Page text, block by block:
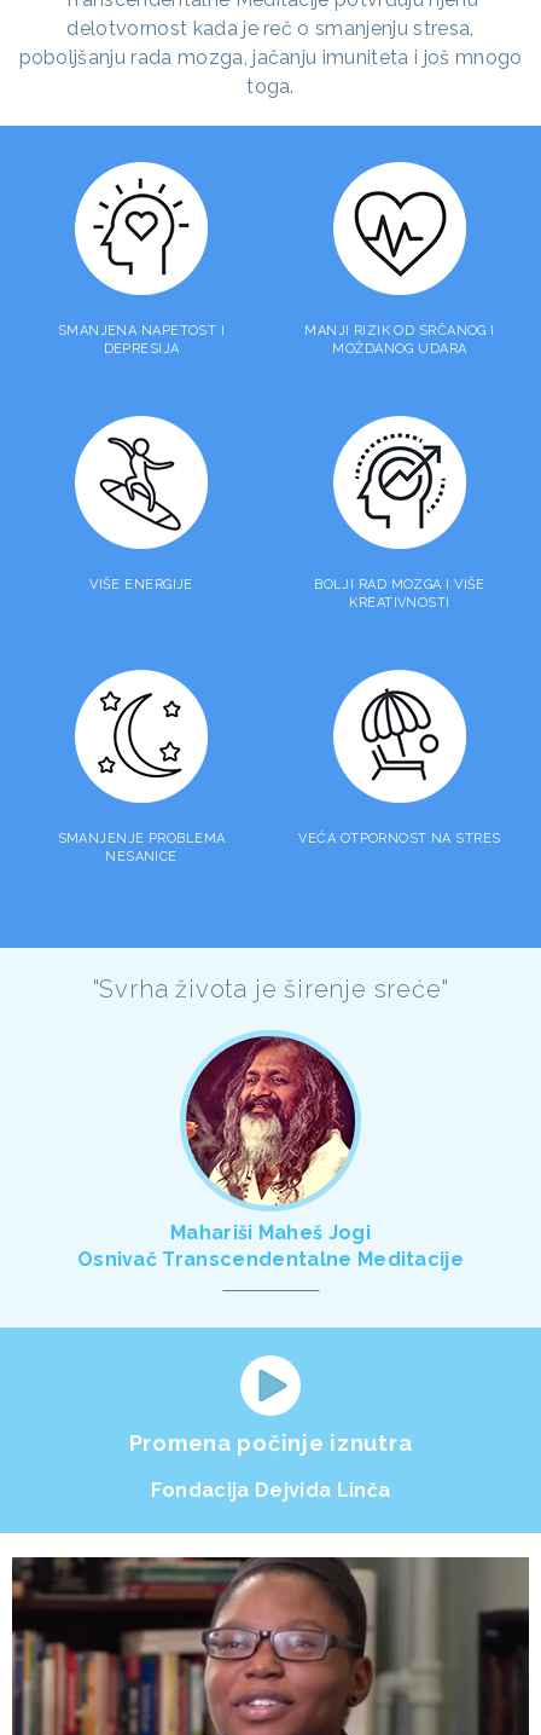
delotvornost kada je reč o smanjenju stresa,
poboljšanju rada mozga, jačanju imuniteta i još mnogo
toga.
SMANJENA NAPETOST I
DEPRESIJA
MANJI RIZIK OD SRČANOG I
MOŽDANOG UDARA
VIŠE ENERGIJE
BOLJI RAD MOZGA I VIŠE
KREATIVNOSTI
SMANJENJE PROBLEMA
NESANICE
VEĆA OTPORNOST NA STRES
"Svrha života je širenje sreće"
Mahariši Maheš Jogi
Osnivač Transcendentalne Meditacije
Promena počinje iznutra
Fondacija Dejvida Linča